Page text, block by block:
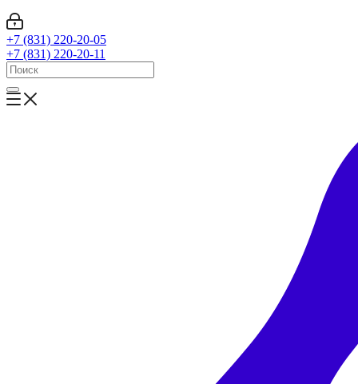
+7 (831) 220-20-05
+7 (831) 220-20-11